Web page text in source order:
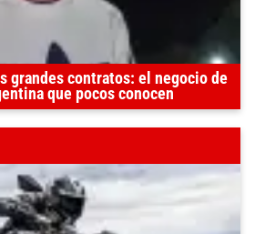
grandes contratos: el negocio de
que pocos conocen